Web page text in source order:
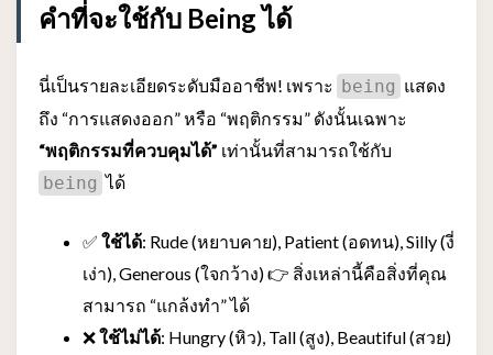
คำที่จะใช้กับ Being ได้
นี่เป็นรายละเอียดระดับมืออาชีพ! เพราะ being แสดง
ถึง “การแสดงออก” หรือ “พฤติกรรม” ดังนั้นเฉพาะ
“พฤติกรรมที่ควบคุมได้” เท่านั้นที่สามารถใช้กับ
being ได้
✅ ใช้ได้: Rude (หยาบคาย), Patient (อดทน), Silly (งี่
เง่า), Generous (ใจกว้าง) 👉 สิ่งเหล่านี้คือสิ่งที่คุณ
สามารถ “แกล้งทำ” ได้
❌ใช้ไม่ได้: Hungry (หิว), Tall (สูง), Beautiful (สวย)